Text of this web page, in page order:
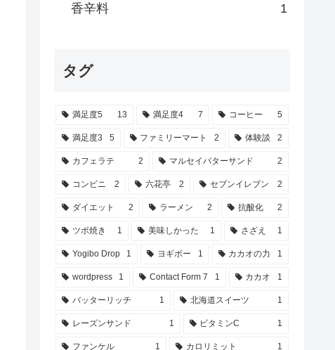
香辛料 1
タグ
満足度5 13 満足度4 7 コーヒー 5
満足度3 5 ファミリーマート 2 体験談 2
カフェラテ 2 マルセイバターサンド 2
コンビニ 2 六花亭 2 セブンイレブン 2
ダイエット 2 ラーメン 2 抗酸化 2
ツボ焼き 1 美味しかった 1 さざえ 1
Yogibo Drop 1 ヨギボー 1 カカオの力 1
wordpress 1 Contact Form 7 1 カカオ 1
バッターリッチ 1 北海道スイーツ 1
レーズンサンド 1 ビタミンC 1
ファンケル 1 カロリミット 1